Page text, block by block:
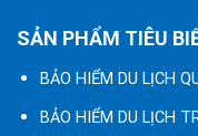
SẢN PHẨM TIÊU
BẢO HIỂM DU LỊCH
BẢO HIỂM DU LỊCH